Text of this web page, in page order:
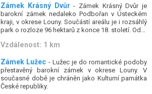
Zámek Krásný Dvůr - Zámek Krásný Dvůr je
barokní zámek nedaleko Podbořan v Ústeckém
kraji, v okrese Louny. Součástí areálu je i rozsáhlý
park o rozloze 96 hektarů z konce 18. století. Od...
Vzdálenost: 1 km
Zámek Lužec - Lužec je do romantické podoby
přestavěný barokní zámek v okrese Louny. V
současné době je chráněn jako Kulturní památka
České republiky.